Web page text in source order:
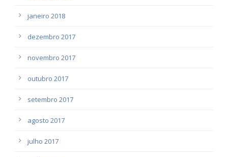
janeiro 2018
dezembro 2017
novembro 2017
outubro 2017
setembro 2017
agosto 2017
julho 2017